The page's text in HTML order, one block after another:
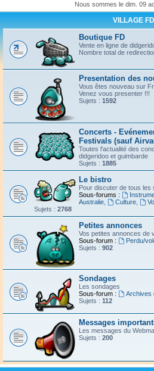
Nous sommes le dim. 09
VILLAGE FD
Boutique FD
Vente en ligne de
Nombre total de
Presentation des
Vous êtes nouveau sur
Venez vous presenter !!!
Sujets : 1592
Concerts -
Festivals (sauf
Toutes l'actualité des
didgeridoo et guimbarde
Sujets : 1885
Le bistro
Pour discuter de tous les
Sous-forums :
Australie
Culture,
Sujets : 2768
Petites annonces
Vos petites annonces de
Sous-forum :
Perdu/
Sujets : 902
Sondages
Les sondages
Sous-forum :
Archives
Sujets : 112
Messages
Les messages du
Sujets : 200